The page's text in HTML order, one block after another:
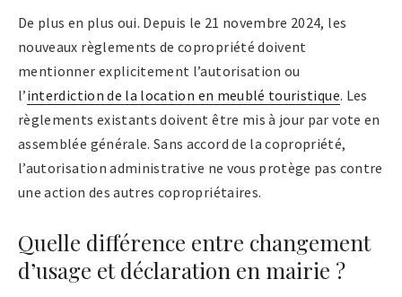
De plus en plus oui. Depuis le 21 novembre 2024, les
nouveaux règlements de copropriété doivent
mentionner explicitement l’autorisation ou
l’interdiction de la location en meublé touristique. Les
règlements existants doivent être mis à jour par vote en
assemblée générale. Sans accord de la copropriété,
l’autorisation administrative ne vous protège pas contre
une action des autres copropriétaires.
Quelle différence entre changement
d’usage et déclaration en mairie ?